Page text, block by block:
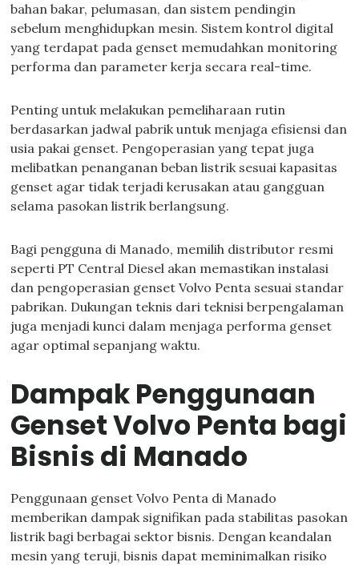
bahan bakar, pelumasan, dan sistem pendingin
sebelum menghidupkan mesin. Sistem kontrol digital
yang terdapat pada genset memudahkan monitoring
performa dan parameter kerja secara real-time.
Penting untuk melakukan pemeliharaan rutin
berdasarkan jadwal pabrik untuk menjaga efisiensi dan
usia pakai genset. Pengoperasian yang tepat juga
melibatkan penanganan beban listrik sesuai kapasitas
genset agar tidak terjadi kerusakan atau gangguan
selama pasokan listrik berlangsung.
Bagi pengguna di Manado, memilih distributor resmi
seperti PT Central Diesel akan memastikan instalasi
dan pengoperasian genset Volvo Penta sesuai standar
pabrikan. Dukungan teknis dari teknisi berpengalaman
juga menjadi kunci dalam menjaga performa genset
agar optimal sepanjang waktu.
Dampak Penggunaan
Genset Volvo Penta bagi
Bisnis di Manado
Penggunaan genset Volvo Penta di Manado
memberikan dampak signifikan pada stabilitas pasokan
listrik bagi berbagai sektor bisnis. Dengan keandalan
mesin yang teruji, bisnis dapat meminimalkan risiko